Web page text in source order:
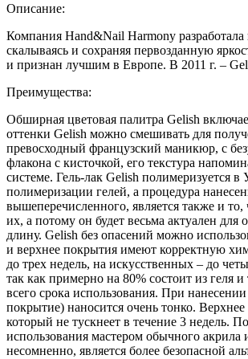
Описание:
Компания Hand&Nail Harmony
скалываясь и сохраняя первозданную
и признан лучшим в Европе. В 2011 г. –
Преимущества:
Обширная цветовая палитра Gelish
оттенки Gelish можно смешивать для
превосходный французский маникюр, с
флакона с кисточкой, его текстура
системе. Гель-лак Gelish полимеризуется
полимеризации гелей, а процедура
вышеперечисленного, является также и
их, а потому он будет весьма актуален
длину. Gelish без опасений можно
и верхнее покрытия имеют корректную
до трех недель, на искусственных – до
так как примерно на 80% состоит из геля
всего срока использования. При
покрытие) наносится очень тонко.
который не тускнеет в течение 3 недель.
использования мастером обычного акрила
несомненно, является более безопасной